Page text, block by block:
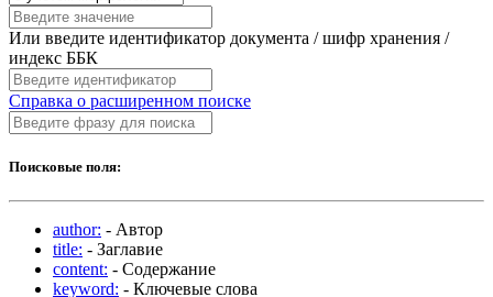
Или введите идентификатор документа / шифр хранения /
индекс ББК
Справка о расширенном поиске
Поисковые поля:
author: - Автор
title: - Заглавие
content: - Содержание
keyword: - Ключевые слова